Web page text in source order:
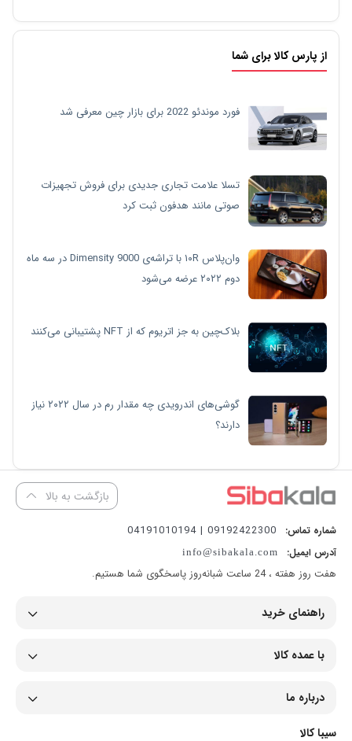
از پارس کالا برای شما
فورد موندئو 2022 برای بازار چین معرفی شد
تسلا علامت تجاری جدیدی برای فروش تجهیزات
صوتی مانند هدفون ثبت کرد
وان‌پلاس ۱۰R با تراشه‌ی Dimensity 9000 در سه ماه
دوم ۲۰۲۲ عرضه می‌شود
بلاک‌چین به جز اتریوم که از NFT پشتیبانی می‌کنند
گوشی‌های اندرویدی چه مقدار رم در سال ۲۰۲۲ نیاز
دارند؟
بازگشت به بالا
شماره تماس: 09192422300 | 04191010194
آدرس ایمیل: info@sibakala.com
هفت روز هفته ، 24 ساعت شبانه‌روز پاسخگوی شما هستیم.
راهنمای خرید
با عمده کالا
درباره ما
سیبا کالا